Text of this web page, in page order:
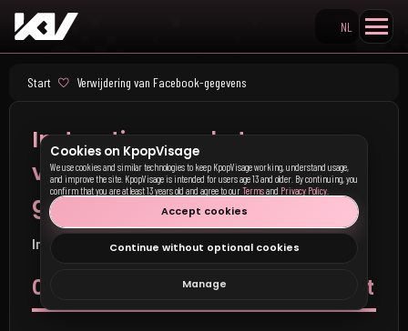
Search KpopVisage
NL
Start Verwijdering van Facebook-gegevens
Instructies voor het
verwijderen van Facebook-
gegevens
Ingangsdatum:8 juni 2025 (vervangt alle eerdere versies)
0. Waarom deze pagina bestaat
Cookies on KpopVisage
We use cookies and similar technologies to keep KpopVisage working, understand usage,
and improve the site. KpopVisage is intended for users age 13 and older. By continuing, you
confirm that you are at least 13 years old and agree to ourTermsand Privacy Policy
Accept cookies
Continue without optional cookies
Manage